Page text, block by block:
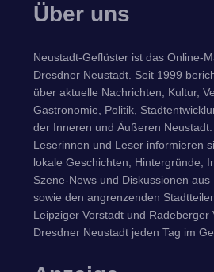
Über uns
Neustadt-Geflüster ist das Online-
Dresdner Neustadt. Seit 1999
über aktuelle Nachrichten, Kultur,
Gastronomie, Politik,
der Inneren und Äußeren
Leserinnen und Leser informieren
lokale Geschichten, Hintergründe,
Szene-News und Diskussionen
sowie den angrenzenden
Leipziger Vorstadt und Radeberger
Dresdner Neustadt jeden Tag im